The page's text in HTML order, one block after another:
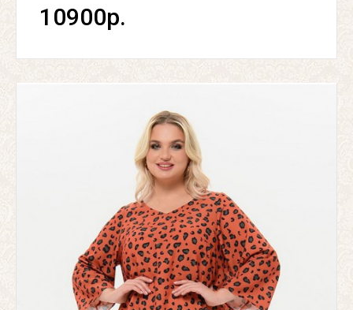
10900р.